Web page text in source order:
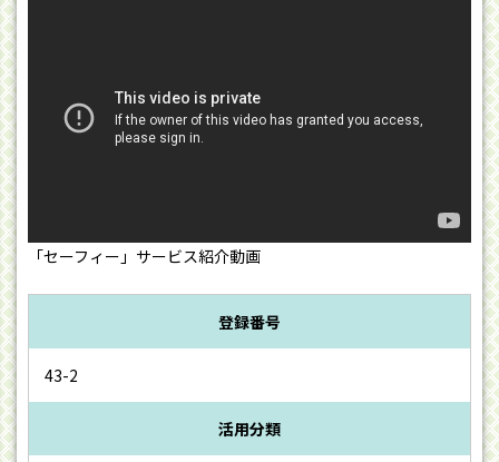
「セーフィー」サービス紹介動画
登録番号
43-2
活用分類